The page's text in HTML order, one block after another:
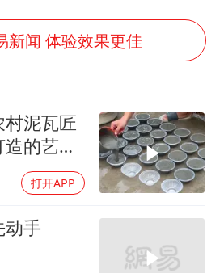
银行午休1.5小时 留个窗口行不行
总书记关心百姓身边这些民生大事
新闻 体验效果更佳
泥瓦匠
的艺术
打开APP
动手